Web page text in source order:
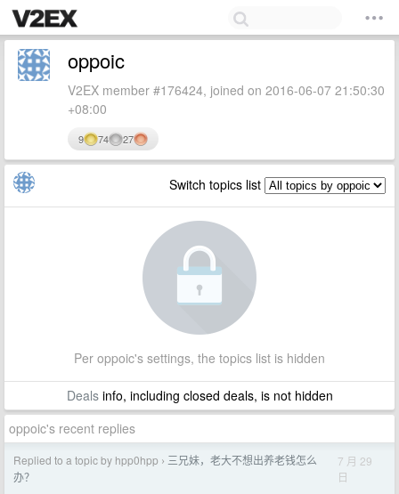
oppoic
V2EX member #176424, joined on 2016-06-07 21:50:30
+08:00
9 74 27
Switch topics list
Per oppoic's settings, the topics list is hidden
Dealsinfo, including closed deals, is not hidden
oppoic's recent replies
Replied to a topic by hpp0hpp › 三兄妹，老大不想出养老钱怎么
办？
7 月 29
日